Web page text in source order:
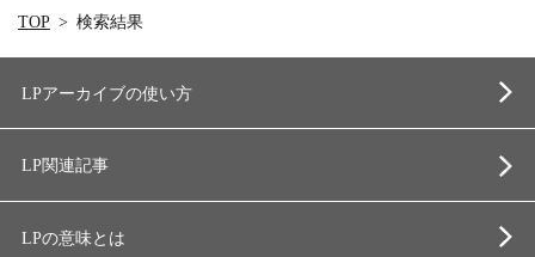
TOP 検索結果
LPアーカイブの使い方
LP関連記事
LPの意味とは